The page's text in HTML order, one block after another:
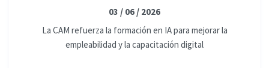
03 / 06 / 2026
La CAM refuerza la formación en IA para mejorar la
empleabilidad y la capacitación digital